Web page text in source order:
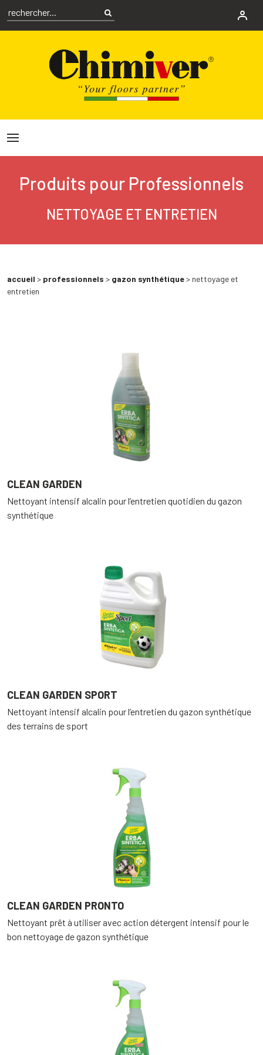
Produits pour Professionnels
NETTOYAGE ET ENTRETIEN
accueil > professionnels > gazon synthétique> nettoyage et
entretien
CLEAN GARDEN
Nettoyant intensif alcalin pour l’entretien quotidien du gazon
synthétique
CLEAN GARDEN SPORT
Nettoyant intensif alcalin pour l’entretien du gazon synthétique
des terrains de sport
CLEAN GARDEN PRONTO
Nettoyant prêt à utiliser avec action détergent intensif pour le
bon nettoyage de gazon synthétique